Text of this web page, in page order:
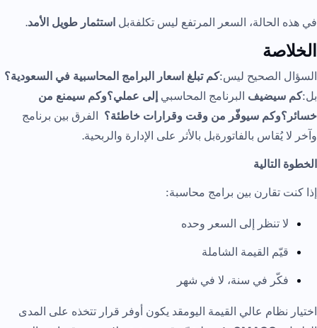
في هذه الحالة، السعر المرتفع ليس تكلفةبل استثمار طويل الأمد.
الخلاصة
السؤال الصحيح ليس:كم تبلغ اسعار البرامج المحاسبية في السعودية؟
بل:كم سيضيف البرنامج المحاسبي إلى عملي؟وكم سيمنع من
خسائر؟وكم سيوفّر من وقت وقرارات خاطئة؟ الفرق بين برنامج
وآخر لا يُقاس بالفاتورةبل بالأثر على الإدارة والربحية.
الخطوة التالية
إذا كنت تقارن بين برامج محاسبة:
لا تنظر إلى السعر وحده
قيّم القيمة الشاملة
فكّر في سنة، لا في شهر
اختيار نظام عالي القيمة اليومقد يكون أوفر قرار تتخذه على المدى